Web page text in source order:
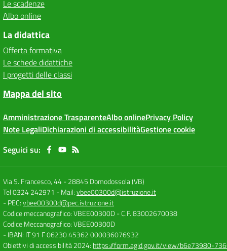
Le scadenze
Albo online
La didattica
Offerta formativa
Le schede didattiche
I progetti delle classi
Mappa del sito
Amministrazione TrasparenteAlbo onlinePrivacy Policy
Note LegaliDichiarazioni di accessibilitàGestione cookie
Seguici su:
Via S. Francesco, 44-28845 Domodossola (VB)
Tel 0324 242971 - Mail:vbee00300d@istruzione.it
- PEC:vbee00300d@pec.istruzione.it
Codice meccanografico: VBEE00300D- C.F. 83002670038
Codice Meccanografico: VBEE00300D
- IBAN: IT 91 F 06230 45362 000036076932
Obiettivi di accessibilità 2024: https://form.agid.gov.it/view/b6e73980-